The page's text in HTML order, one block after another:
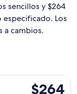
sencillos y $264
Los
a cambios.
$264
$264
el lun, 1